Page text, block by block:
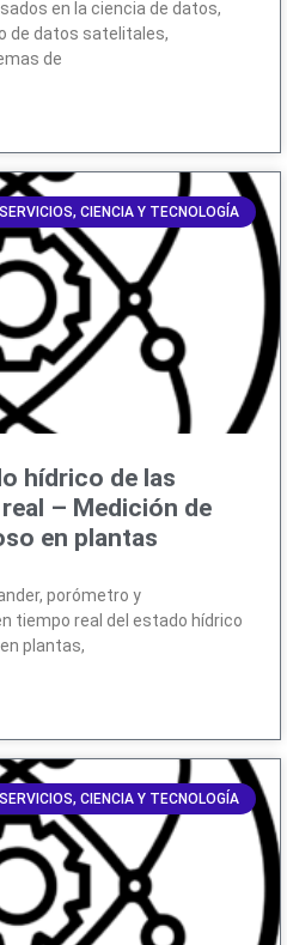
en la ciencia de datos,
de datos satelitales,
de
SERVICIOS, CIENCIA Y TECNOLOGÍA
hídrico de las
– Medición de
en plantas
porómetro y
tiempo real del estado hídrico
plantas,
SERVICIOS, CIENCIA Y TECNOLOGÍA